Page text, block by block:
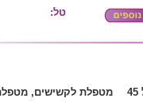
טל:
מטפלת לקשישים,